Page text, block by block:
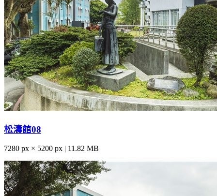
松濤館08
7280 px × 5200 px | 11.82 MB